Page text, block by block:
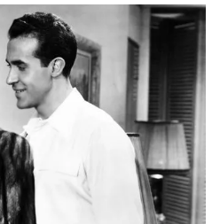
Podcast
Infographic
Shorts video
VTV Thể thao